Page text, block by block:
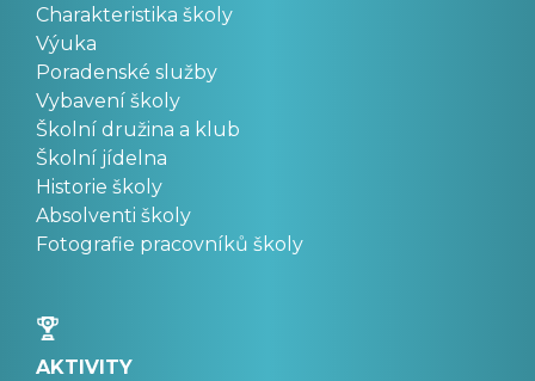
Charakteristika školy
Výuka
Poradenské služby
Vybavení školy
Školní družina a klub
Školní jídelna
Historie školy
Absolventi školy
Fotografie pracovníků školy
AKTIVITY